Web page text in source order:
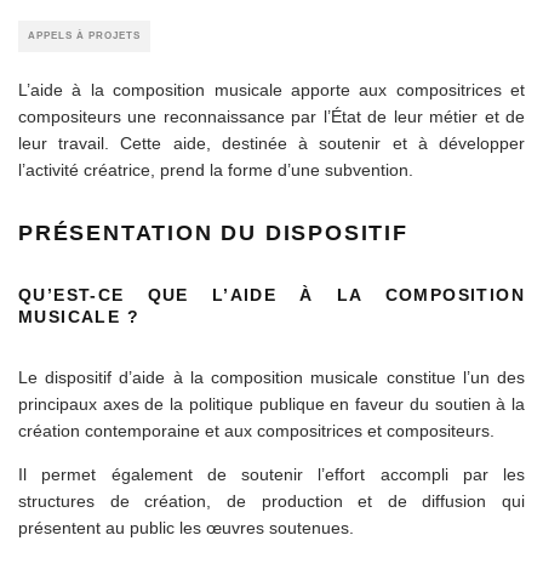
APPELS À PROJETS
L’aide à la composition musicale apporte aux compositrices et
compositeurs une reconnaissance par l’État de leur métier et de
leur travail. Cette aide, destinée à soutenir et à développer
l’activité créatrice, prend la forme d’une subvention.
PRÉSENTATION DU DISPOSITIF
QU’EST-CE QUE L’AIDE À LA COMPOSITION
MUSICALE ?
Le dispositif d’aide à la composition musicale constitue l’un des
principaux axes de la politique publique en faveur du soutien à la
création contemporaine et aux compositrices et compositeurs.
Il permet également de soutenir l’effort accompli par les
structures de création, de production et de diffusion qui
présentent au public les œuvres soutenues.